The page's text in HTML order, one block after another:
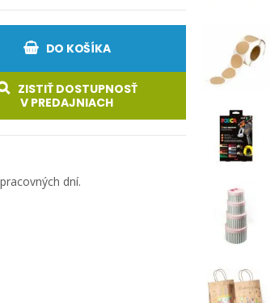
DO KOŠÍKA
ZISTIŤ DOSTUPNOSŤ
V PREDAJNIACH
dní.